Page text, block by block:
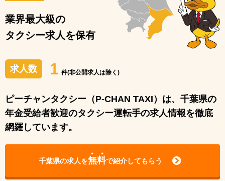
業界最大級の
タクシー求人を保有
求人数 1 件(非公開求人は除く)
ピーチャンタクシー（P-CHAN TAXI）は、千葉県の
年金受給者歓迎のタクシー運転手の求人情報を徹底
網羅しています。
千葉県の求人を無料で紹介してもらう